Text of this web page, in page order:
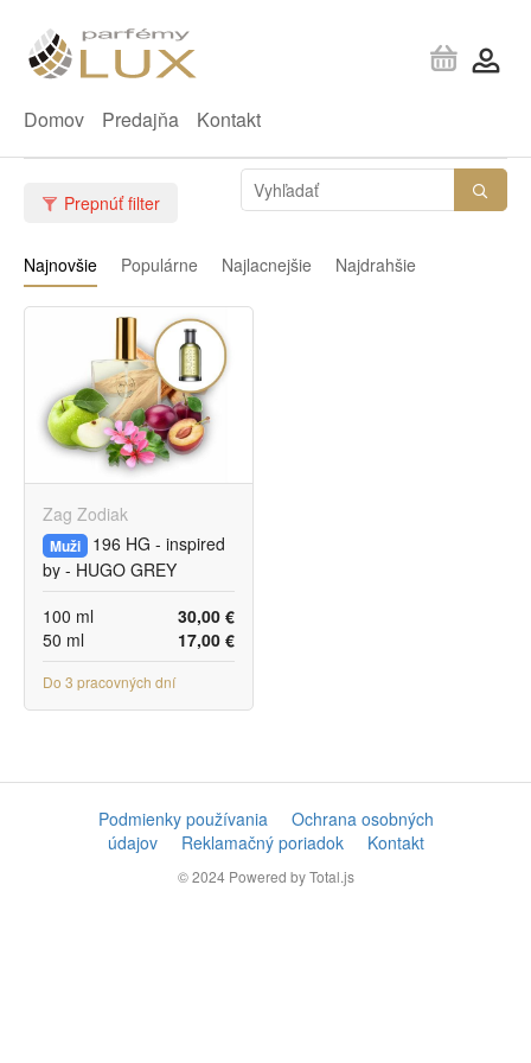
Domov Predajňa Kontakt
Prepnúť filter
Najnovšie Populárne Najlacnejšie Najdrahšie
Zag Zodiak
Muži
196 HG - inspired
by - HUGO GREY
30,00 €
100 ml
17,00 €
50 ml
Do 3 pracovných dní
Podmienky používania
Ochrana osobných
údajov
Reklamačný poriadok Kontakt
© 2024 Powered by Total.js